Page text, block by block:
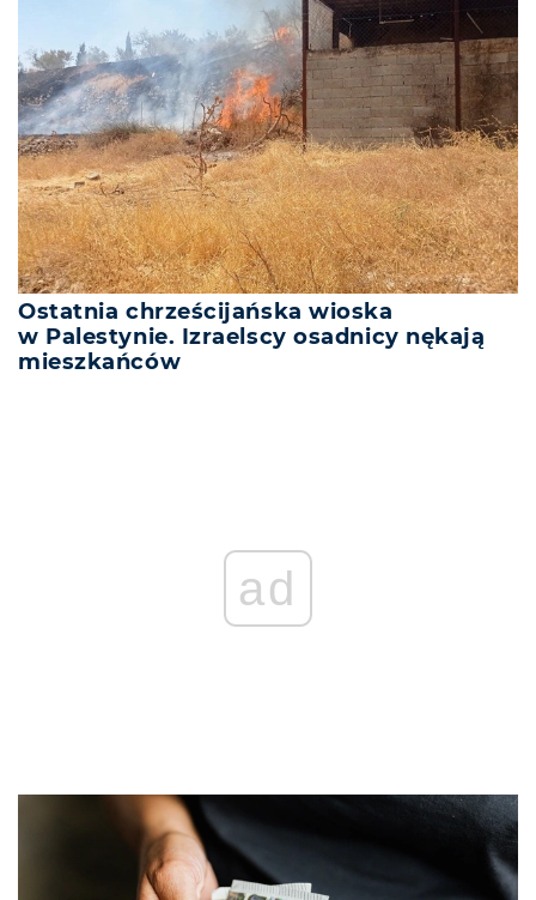
Ostatnia chrześcijańska wioska
w Palestynie. Izraelscy osadnicy nękają
mieszkańców
ad